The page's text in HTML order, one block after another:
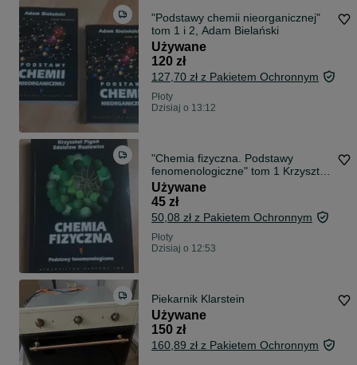
"Podstawy chemii nieorganicznej"
tom 1 i 2, Adam Bielański
Używane
120 zł
127,70 zł z Pakietem Ochronnym
Płoty
Dzisiaj o 13:12
"Chemia fizyczna. Podstawy
fenomenologiczne" tom 1 Krzysztof
Pigoń, Z
Używane
45 zł
50,08 zł z Pakietem Ochronnym
Płoty
Dzisiaj o 12:53
Piekarnik Klarstein
Używane
150 zł
160,89 zł z Pakietem Ochronnym